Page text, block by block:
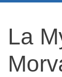
La